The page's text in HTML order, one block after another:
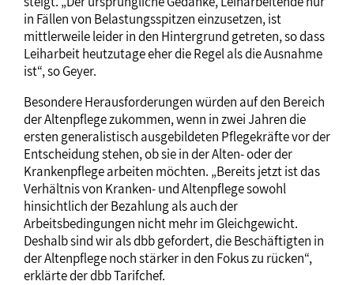
in Fällen von Belastungsspitzen einzusetzen, ist
mittlerweile leider in den Hintergrund getreten, so dass
Leiharbeit heutzutage eher die Regel als die Ausnahme
ist“, so Geyer.
Besondere Herausforderungen würden auf den Bereich
der Altenpflege zukommen, wenn in zwei Jahren die
ersten generalistisch ausgebildeten Pflegekräfte vor der
Entscheidung stehen, ob sie in der Alten- oder der
Krankenpflege arbeiten möchten. „Bereits jetzt ist das
Verhältnis von Kranken- und Altenpflege sowohl
hinsichtlich der Bezahlung als auch der
Arbeitsbedingungen nicht mehr im Gleichgewicht.
Deshalb sind wir als dbb gefordert, die Beschäftigten in
der Altenpflege noch stärker in den Fokus zu rücken“,
erklärte der dbb Tarifchef.